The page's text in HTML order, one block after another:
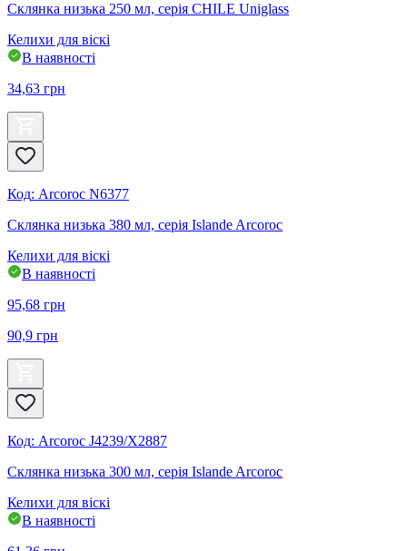
Склянка низька 250 мл, серія CHILE Uniglass
Келихи для віскі
В наявності
34,63 грн
Код: Arcoroc N6377
Склянка низька 380 мл, серія Islande Arcoroc
Келихи для віскі
В наявності
95,68 грн
90,9 грн
Код: Arcoroc J4239/X2887
Склянка низька 300 мл, серія Islande Arcoroc
Келихи для віскі
В наявності